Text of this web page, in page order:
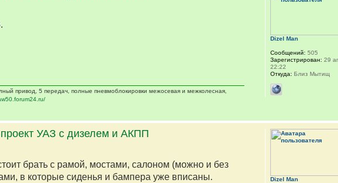
привод, 5 передач, полные пневмоблокировки межосевая и межколесная,
Dizel Man
Сообщений: 505
Зарегистрирован: 29
22:22
Откуда: Близ Мытищ
УАЗ с дизелем и АКПП
брать с рамой, мостами, салоном (можно и без
в которые сиденья и бампера уже вписаны.
Dizel Man